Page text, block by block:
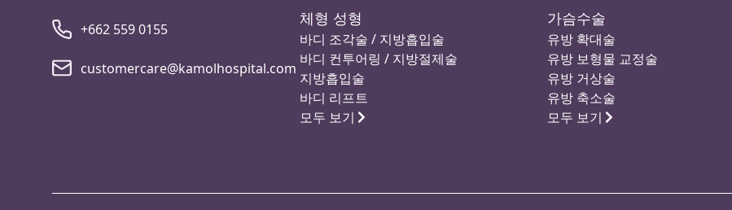
+662 559 0155
customercare@kamolhospital.com
체형 성형
바디 조각술 / 지방흡입술
바디 컨투어링 / 지방절제술
지방흡입술
바디 리프트
모두 보기
가슴수술
유방 확대술
유방 보형물 교정술
유방 거상술
유방 축소술
모두 보기